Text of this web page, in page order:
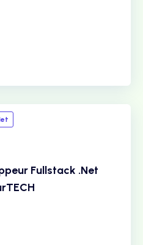
Fullstack .Net